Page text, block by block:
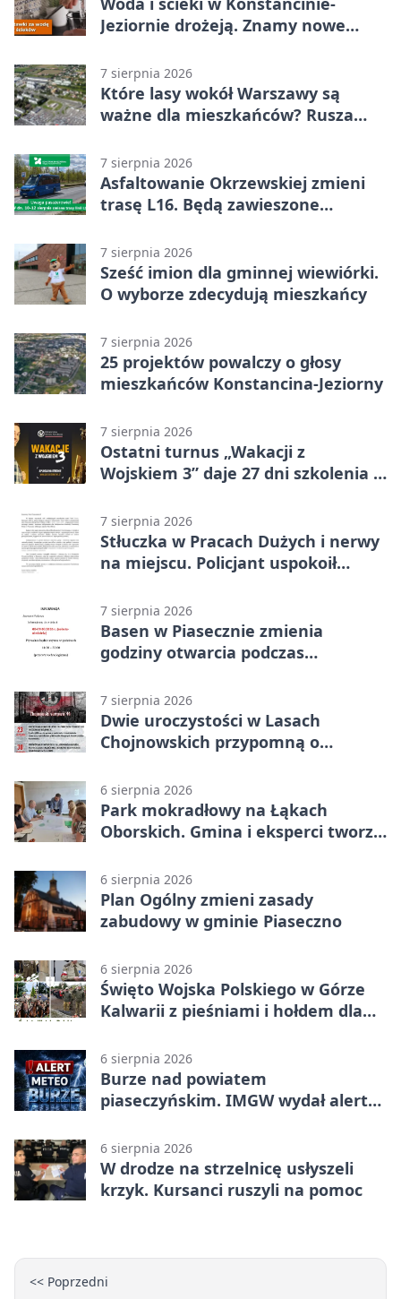
Jeziornie drożeją. Znamy nowe
7 sierpnia 2026
Które lasy wokół Warszawy są
ważne dla mieszkańców? Rusza
7 sierpnia 2026
Asfaltowanie Okrzewskiej zmieni
trasę L16. Będą zawieszone
7 sierpnia 2026
Sześć imion dla gminnej wiewiórki.
O wyborze zdecydują mieszkańcy
7 sierpnia 2026
25 projektów powalczy o głosy
mieszkańców Konstancina-Jeziorny
7 sierpnia 2026
Ostatni turnus „Wakacji z
Wojskiem 3” daje 27 dni szkolenia i
7 sierpnia 2026
Stłuczka w Pracach Dużych i nerwy
na miejscu. Policjant uspokoił
7 sierpnia 2026
Basen w Piasecznie zmienia
godziny otwarcia podczas
7 sierpnia 2026
Dwie uroczystości w Lasach
Chojnowskich przypomną o
6 sierpnia 2026
Park mokradłowy na Łąkach
Oborskich. Gmina i eksperci tworzą
6 sierpnia 2026
Plan Ogólny zmieni zasady
zabudowy w gminie Piaseczno
6 sierpnia 2026
Święto Wojska Polskiego w Górze
Kalwarii z pieśniami i hołdem dla
6 sierpnia 2026
Burze nad powiatem
piaseczyńskim. IMGW wydał alert
6 sierpnia 2026
W drodze na strzelnicę usłyszeli
krzyk. Kursanci ruszyli na pomoc
<< Poprzedni